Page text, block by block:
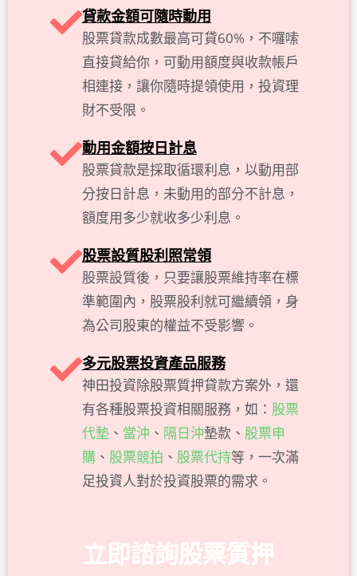
貸款金額可隨時動用
股票貸款成數最高可貸60%，不囉嗦
直接貸給你，可動用額度與收款帳戶
相連接，讓你隨時提領使用，投資理
財不受限。
動用金額按日計息
股票貸款是採取循環利息，以動用部
分按日計息，未動用的部分不計息，
額度用多少就收多少利息。
股票設質股利照常領
股票設質後，只要讓股票維持率在標
準範圍內，股票股利就可繼續領，身
為公司股東的權益不受影響。
多元股票投資產品服務
神田投資除股票質押貸款方案外，還
有各種股票投資相關服務，如： 股票
代墊、 當沖 、 隔日沖墊款、 股票申
購、 股票競拍 、 股票代持等，一次滿
足投資人對於投資股票的需求。
立即諮詢股票質押